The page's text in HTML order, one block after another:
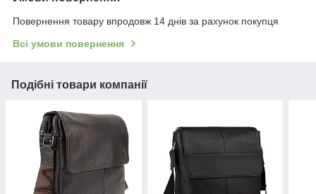
Повернення товару впродовж 14 днів за рахунок покупця
Всі умови повернення
Подібні товари компанії